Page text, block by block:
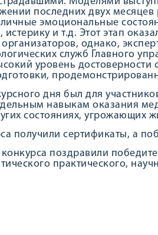
последних двух месяцев
эмоциональные
и т.д. Этот этап
организаторов, однако,
служб Главного
уровень достоверности
дня был для
навыкам оказания
состояниях, угрожающих
получили сертификаты, а
поздравили
практического,